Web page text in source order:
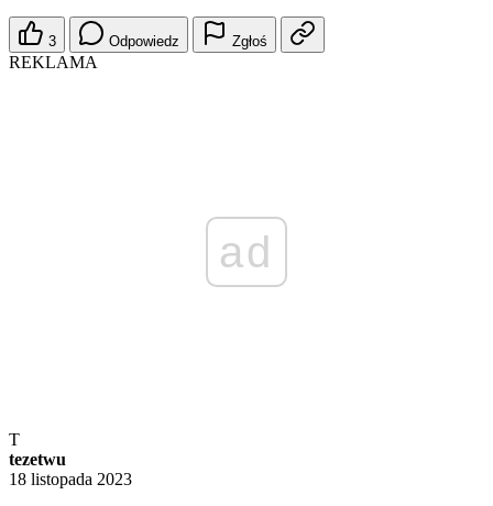
3 Odpowiedz Zgłoś
REKLAMA
ad
T
tezetwu
18 listopada 2023